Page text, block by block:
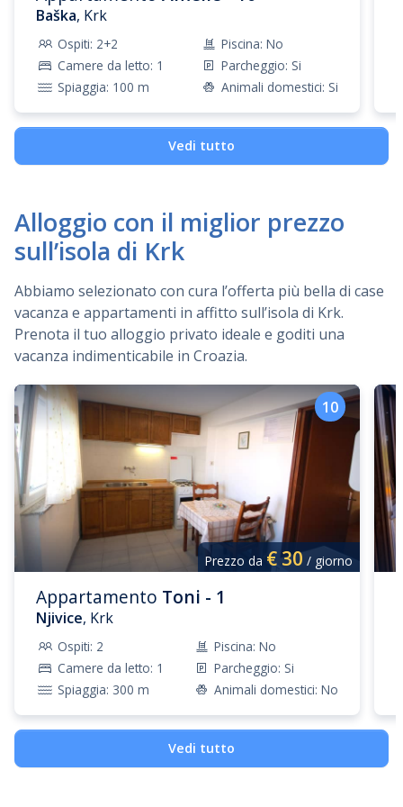
climatiche, nei dintorni di Baška si trovano rocce alte
che sono una vera attrazione per gli amanti
dell’arrampicata libera.
Vi suggeriamo di visitare la Chiesa di Santa Lucia
situata nel piccolo villaggio Jurandvor. La località è nota
per uno dei più importanti monumenti glagolitici croati,
la cosidetta Bašćanska ploča – il primo documento
Fate una passeggiata per il sentiero del glagolitico –
sentiero formato da sculture in pietra, che si estende
dal passo di Treskavac fino alla vecchia riva del porto di
Baška.Ci si trovano 34 sculture in pietra scolpite
conlettere del glagolitico.
Se volete sapere di più sullo stile di vita della
popolazione locale, suggeriamo di visitare l'Etno casa,
che risale al 19° secolo, situata nella parte più antica di
Baška, chiamata Funtana. Gli oggetti esposti, nella
cucina al pianoterra e nella stanza da letto al primo
piano, raccontano, con serenità e orgoglio, di tempi
passati ed ormai dimenticati.
Baška, Krk
Ospiti: 2+2
Camere da letto: 1
Spiaggia: 100 m
Piscina: No
Parcheggio: Si
Animali domestici: Si
Vedi tutto
Alloggio con il miglior prezzo
sull’isola di Krk
Abbiamo selezionato con cura l’offerta più bella di case
vacanza e appartamenti in affitto sull’isola di Krk.
Prenota il tuo alloggio privato ideale e goditi una
vacanza indimenticabile in Croazia.
10
Prezzo da €30 / giorno
Appartamento Toni - 1
Njivice, Krk
Ospiti: 2
Camere da letto: 1
Spiaggia: 300 m
Piscina: No
Parcheggio: Si
Animali domestici: No
Vedi tutto